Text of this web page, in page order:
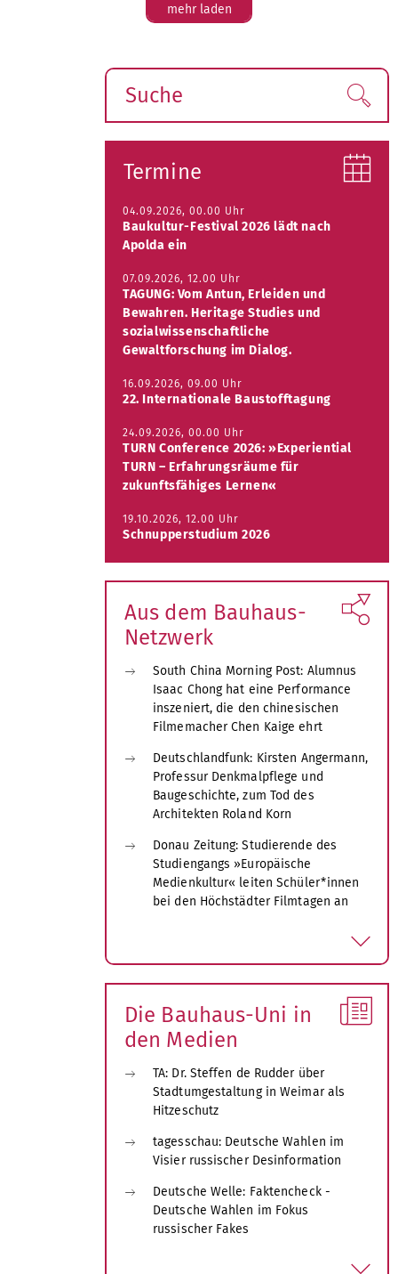
mehr laden
Suche
Termine
04.09.2026, 00.00 Uhr
Baukultur-Festival 2026 lädt nach
Apolda ein
07.09.2026, 12.00 Uhr
TAGUNG: Vom Antun, Erleiden und
Bewahren. Heritage Studies und
sozialwissenschaftliche
Gewaltforschung im Dialog.
16.09.2026, 09.00 Uhr
22. Internationale Baustofftagung
24.09.2026, 00.00 Uhr
TURN Conference 2026: »Experiential
TURN – Erfahrungsräume für
zukunftsfähiges Lernen«
19.10.2026, 12.00 Uhr
Schnupperstudium 2026
Aus dem Bauhaus-
Netzwerk
South China Morning Post: Alumnus
Isaac Chong hat eine Performance
inszeniert, die den chinesischen
Filmemacher Chen Kaige ehrt
Deutschlandfunk: Kirsten Angermann,
Professur Denkmalpflege und
Baugeschichte, zum Tod des
Architekten Roland Korn
Donau Zeitung: Studierende des
Studiengangs »Europäische
Medienkultur« leiten Schüler*innen
bei den Höchstädter Filmtagen an
s
k
Die Bauhaus-Uni in
den Medien
TA: Dr. Steffen de Rudder über
Stadtumgestaltung in Weimar als
Hitzeschutz
tagesschau: Deutsche Wahlen im
Visier russischer Desinformation
Deutsche Welle: Faktencheck -
Deutsche Wahlen im Fokus
russischer Fakes